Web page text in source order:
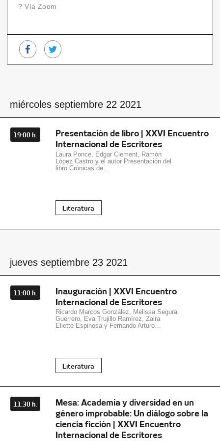
? Vía Zoom
miércoles septiembre 22 2021
19:00 h.
Presentación de libro | XXVI Encuentro
Internacional de Escritores
Laura Ponce, Edgar Clement, Ramón
López Castro y el autor Presentación del
libro Crónicas de…
Literatura
jueves septiembre 23 2021
11:00 h.
Inauguración | XXVI Encuentro
Internacional de Escritores
Ricardo Marcos González, Melissa Segura
Guerrero, Eva Trujillo Ramírez, Zaira
Eliette Espinosa y Fernando Arturo…
Literatura
11:30 h.
Mesa: Academia y diversidad en un
género improbable: Un diálogo sobre la
ciencia ficción | XXVI Encuentro
Internacional de Escritores